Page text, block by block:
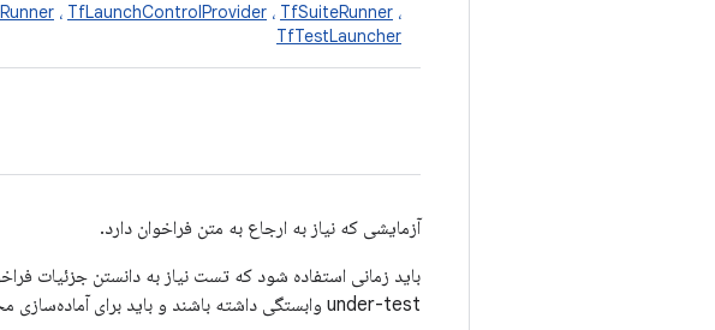
، TfLaunchControlProvider ، TfSuiteRunner ،
TfTestLauncher
آزمایشی که نیاز به ارجاع به متن فراخوان دارد.
باید زمانی استفاده شود که تست نیاز به دانستن جزئیات
under-test وابستگی داشته باشند و باید برای آماده‌سازی محیط تست به